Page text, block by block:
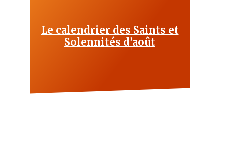
Le calendrier des Saints et
Solennités d’août